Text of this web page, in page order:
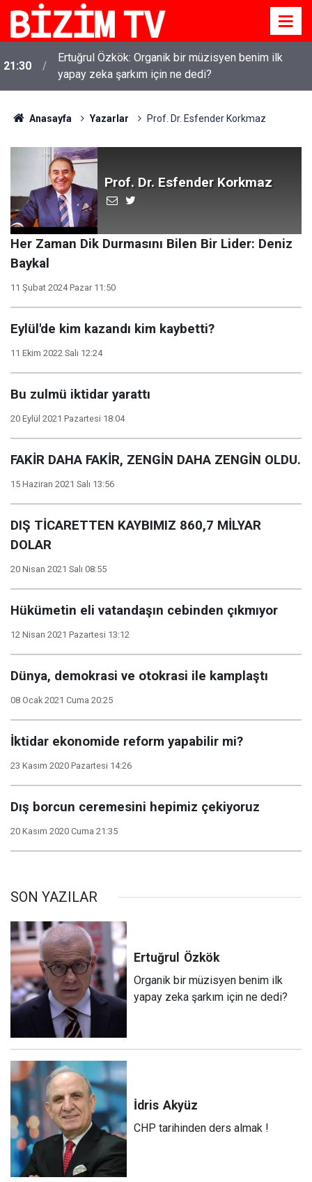
21:30
Ertuğrul Özkök: Organik bir müzisyen benim ilk
yapay zeka şarkım için ne dedi?
Anasayfa Yazarlar Prof. Dr. Esfender Korkmaz
Prof. Dr. Esfender Korkmaz
Her Zaman Dik Durmasını Bilen Bir Lider: Deniz
Baykal
11 Şubat 2024 Pazar 11:50
Eylül'de kim kazandı kim kaybetti?
11 Ekim 2022 Salı 12:24
Bu zulmü iktidar yarattı
20 Eylül 2021 Pazartesi 18:04
FAKİR DAHA FAKİR, ZENGİN DAHA ZENGİN OLDU.
15 Haziran 2021 Salı 13:56
DIŞ TİCARETTEN KAYBIMIZ 860,7 MİLYAR
DOLAR
20 Nisan 2021 Salı 08:55
Hükümetin eli vatandaşın cebinden çıkmıyor
12 Nisan 2021 Pazartesi 13:12
Dünya, demokrasi ve otokrasi ile kamplaştı
08 Ocak 2021 Cuma 20:25
İktidar ekonomide reform yapabilir mi?
23 Kasım 2020 Pazartesi 14:26
Dış borcun ceremesini hepimiz çekiyoruz
20 Kasım 2020 Cuma 21:35
SON YAZILAR
Ertuğrul Özkök
Organik bir müzisyen benim ilk
yapay zeka şarkım için ne dedi?
İdris Akyüz
CHP tarihinden ders almak !